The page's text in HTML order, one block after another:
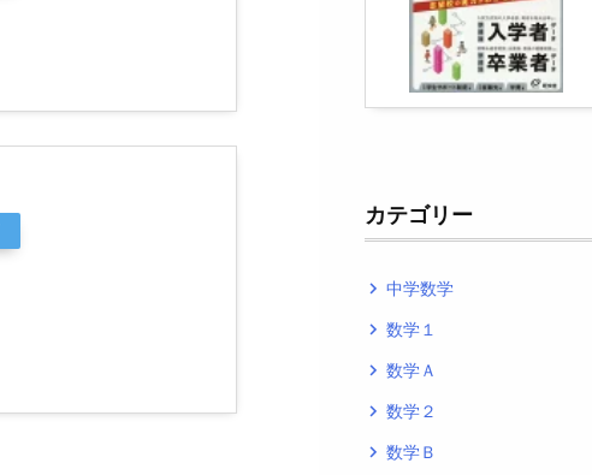
カテゴリー
navigate_next 中学数学
navigate_next 数学１
navigate_next 数学Ａ
navigate_next 数学２
navigate_next 数学Ｂ